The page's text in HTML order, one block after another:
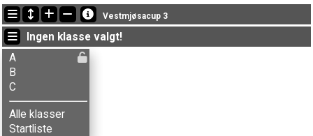
Siste oppdateringer
20:36:42: Knut O. Evensen (B) fikk ny status: ikke startet
20:36:29: Håkon V. Kristiansen (
20:36:00: Øyvind V. Johansen (B) fikk ny status: ikke startet
Vestmjøsacup 3
Ingen klasse valgt!
A
B
C
Alle klasser
Startliste